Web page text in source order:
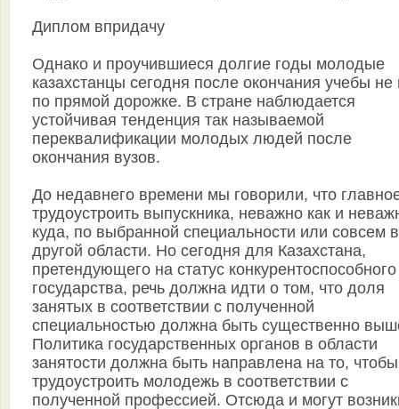
Диплом впридачу
Однако и проучившиеся долгие годы молодые
казахстанцы сегодня после окончания учебы не
по прямой дорожке. В стране наблюдается
устойчивая тенденция так называемой
переквалификации молодых людей после
окончания вузов.
До недавнего времени мы говорили, что
трудоустроить выпускника, неважно как и
куда, по выбранной специальности или совсем в
другой области. Но сегодня для Казахстана,
претендующего на статус конкурентоспособного
государства, речь должна идти о том, что доля
занятых в соответствии с полученной
специальностью должна быть существенно
Политика государственных органов в области
занятости должна быть направлена на то, чтобы
трудоустроить молодежь в соответствии с
полученной профессией. Отсюда и могут